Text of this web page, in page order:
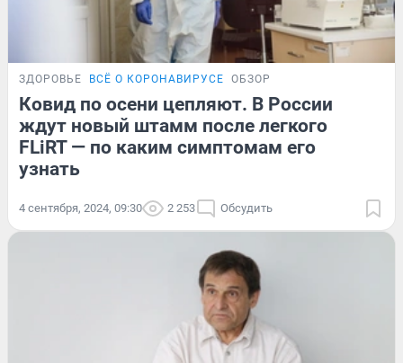
ЗДОРОВЬЕ ВСЁ О КОРОНАВИРУСЕ ОБЗОР
Ковид по осени цепляют. В России
ждут новый штамм после легкого
FLiRT — по каким симптомам его
узнать
4 сентября, 2024, 09:30 2 253 Обсудить